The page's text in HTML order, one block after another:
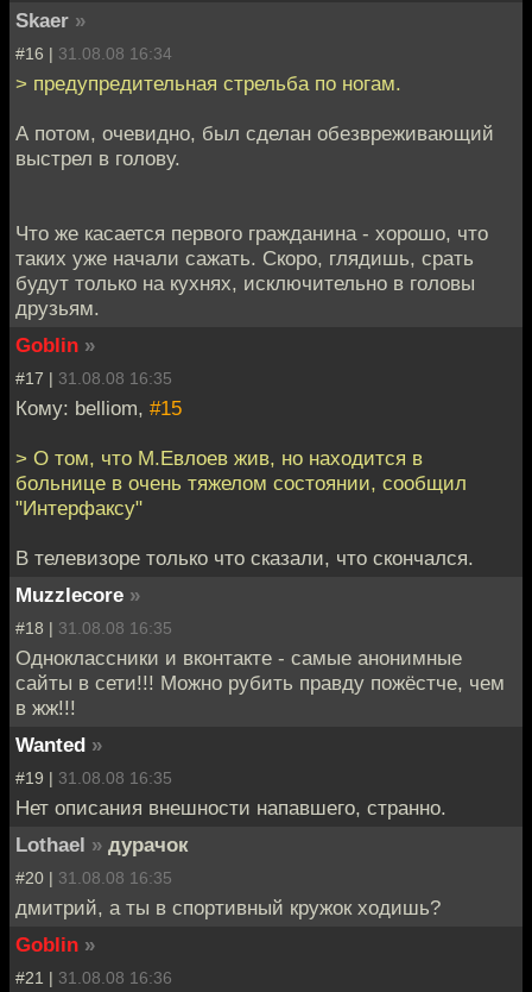
Skaer »
#16 | 31.08.08 16:34
> предупредительная стрельба по ногам.
А потом, очевидно, был сделан обезвреживающий
выстрел в голову.
Что же касается первого гражданина - хорошо, что
таких уже начали сажать. Скоро, глядишь, срать
будут только на кухнях, исключительно в головы
друзьям.
Goblin »
#17 | 31.08.08 16:35
Кому: belliom, #15
> О том, что М.Евлоев жив, но находится в
больнице в очень тяжелом состоянии, сообщил
"Интерфаксу"
В телевизоре только что сказали, что скончался.
Muzzlecore »
#18 | 31.08.08 16:35
Одноклассники и вконтакте - самые анонимные
сайты в сети!!! Можно рубить правду пожёстче, чем
в жж!!!
Wanted »
#19 | 31.08.08 16:35
Нет описания внешности напавшего, странно.
Lothael » дурачок
#20 | 31.08.08 16:35
дмитрий, а ты в спортивный кружок ходишь?
Goblin »
#21 | 31.08.08 16:36